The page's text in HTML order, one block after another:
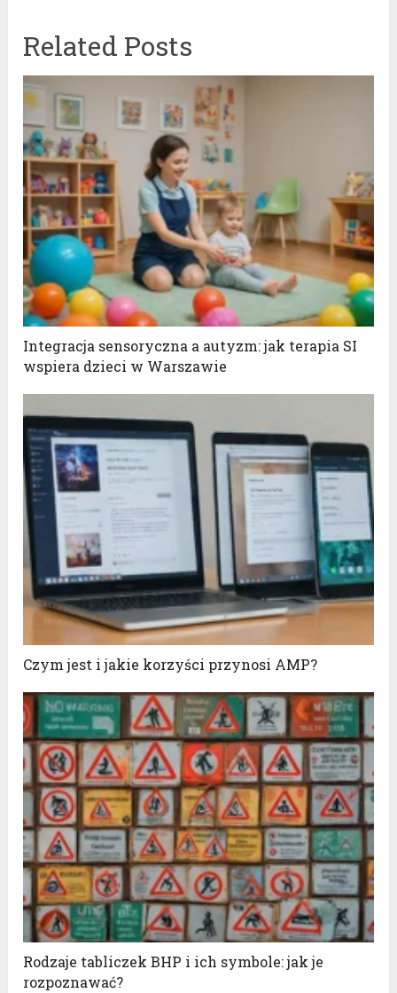
Related Posts
Integracja sensoryczna a autyzm: jak terapia SI
wspiera dzieci w Warszawie
Czym jest i jakie korzyści przynosi AMP?
Rodzaje tabliczek BHP i ich symbole: jak je
rozpoznawać?